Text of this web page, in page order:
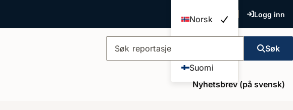
Norsk
Suomi
Logg inn
Søk reportasje
Søk
Nyhetsbrev (på svensk)